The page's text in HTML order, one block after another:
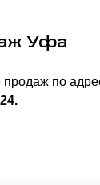
Уфа
по